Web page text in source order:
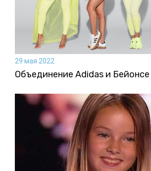
29 мая 2022
Объединение Adidas и Бейонсе